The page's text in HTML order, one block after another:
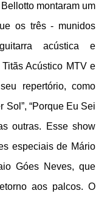
montaram um
os três - munidos
acústica e
Acústico MTV e
repertório, como
Sol”, “Porque Eu Sei
outras. Esse show
especiais de Mário
Góes Neves, que
aos palcos. O